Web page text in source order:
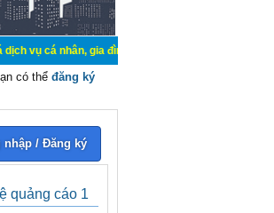
nhân, gia đình. Mua bán, ký gửi, cho thuê thiết
có thể đăng ký
nhập / Đăng ký
quảng cáo 1